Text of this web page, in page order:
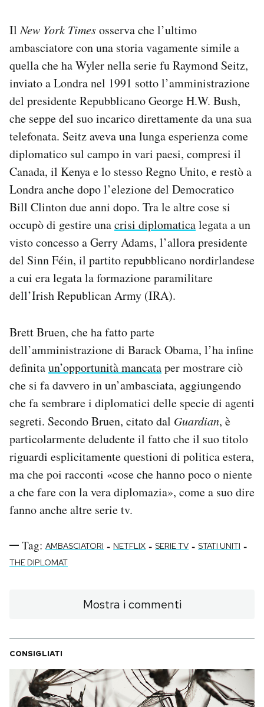
IlNew York Timesosserva che l’ultimo
ambasciatore con una storia vagamente simile a
quella che ha Wyler nella serie fu Raymond Seitz,
inviato a Londra nel 1991 sotto l’amministrazione
del presidente Repubblicano George H.W. Bush,
che seppe del suo incarico direttamente da una sua
telefonata. Seitz aveva una lunga esperienza come
diplomatico sul campo in vari paesi, compresi il
Canada, il Kenya e lo stesso Regno Unito, e restò a
Londra anche dopo l’elezione del Democratico
Bill Clinton due anni dopo. Tra le altre cose si
occupò di gestire unacrisi diplomaticalegata a un
visto concesso a Gerry Adams, l’allora presidente
del Sinn Féin, il partito repubblicano nordirlandese
a cui era legata la formazione paramilitare
dell’Irish Republican Army (IRA).
Brett Bruen, che ha fatto parte
dell’amministrazione di Barack Obama, l’ha infine
definitaun’opportunità mancataper mostrare ciò
che si fa davvero in un’ambasciata, aggiungendo
che fa sembrare i diplomatici delle specie di agenti
segreti. Secondo Bruen, citato dal Guardian, è
particolarmente deludente il fatto che il suo titolo
riguardi esplicitamente questioni di politica estera,
ma che poi racconti «cose che hanno poco o niente
a che fare con la vera diplomazia», come a suo dire
fanno anche altre serie tv.
Tag: AMBASCIATORI - NETFLIX - SERIE TV - STATI UNITI -
THE DIPLOMAT
Mostra i commenti
CONSIGLIATI